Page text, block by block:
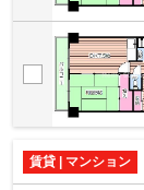
賃貸 | マンション